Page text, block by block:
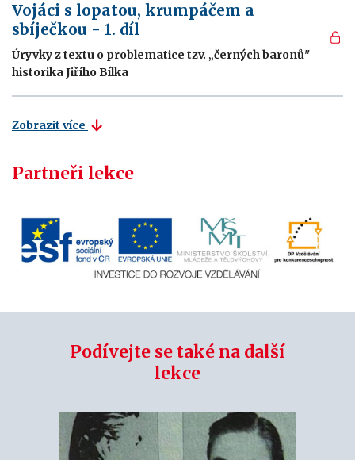
Vojáci s lopatou, krumpáčem a
sbíječkou - 1. díl
Úryvky z textu o problematice tzv. „černých baronů"
historika Jiřího Bílka
Zobrazit více
Partneři lekce
Podívejte se také na další
lekce